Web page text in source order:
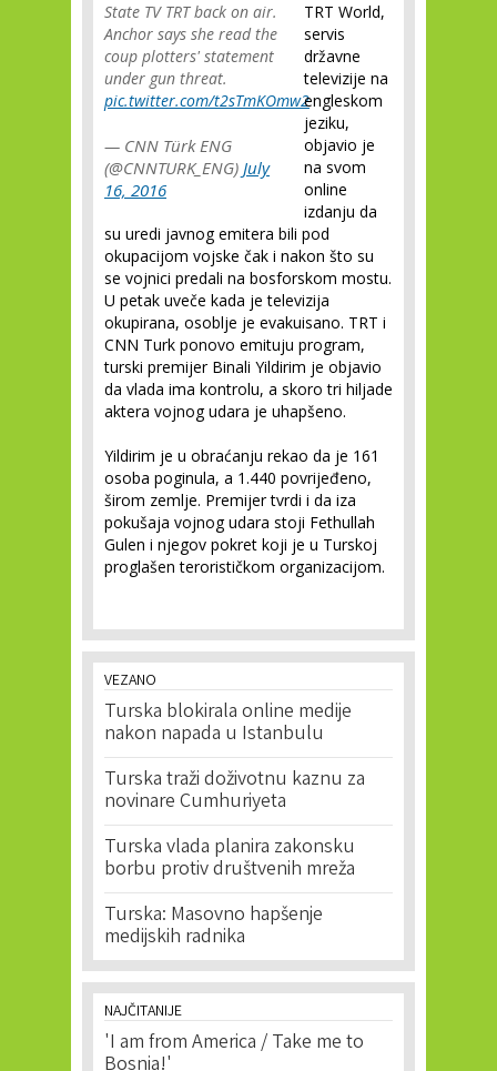
State TV TRT back on air.
Anchor says she read the
coup plotters' statement
under gun threat.
pic.twitter.com/t2sTmKOmw2
— CNN Türk ENG
(@CNNTURK_ENG) July
16, 2016
TRT World,
servis
državne
televizije na
engleskom
jeziku,
objavio je
na svom
online
izdanju da
su uredi javnog emitera bili pod
okupacijom vojske čak i nakon što su
se vojnici predali na bosforskom mostu.
U petak uveče kada je televizija
okupirana, osoblje je evakuisano. TRT i
CNN Turk ponovo emituju program,
turski premijer Binali Yildirim je objavio
da vlada ima kontrolu, a skoro tri hiljade
aktera vojnog udara je uhapšeno.
Yildirim je u obraćanju rekao da je 161
osoba poginula, a 1.440 povrijeđeno,
širom zemlje. Premijer tvrdi i da iza
pokušaja vojnog udara stoji Fethullah
Gulen i njegov pokret koji je u Turskoj
proglašen terorističkom organizacijom.
VEZANO
Turska blokirala online medije
nakon napada u Istanbulu
Turska traži doživotnu kaznu za
novinare Cumhuriyeta
Turska vlada planira zakonsku
borbu protiv društvenih mreža
Turska: Masovno hapšenje
medijskih radnika
NAJČITANIJE
'I am from America / Take me to